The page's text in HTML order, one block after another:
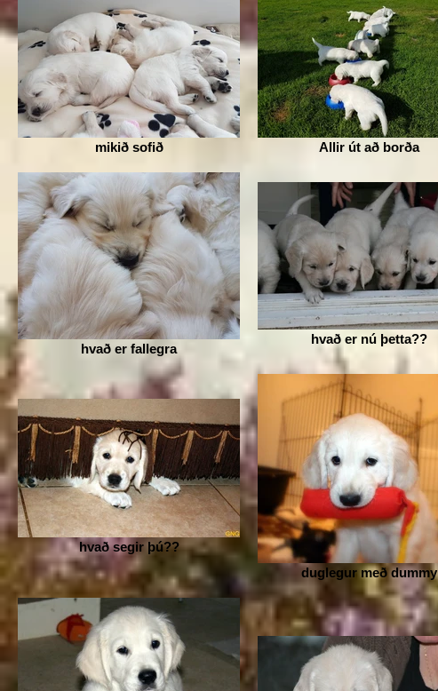
mikið sofið Allir út að borða
hvað er fallegra
hvað er nú þetta??
hvað segir þú??
duglegur með dummy